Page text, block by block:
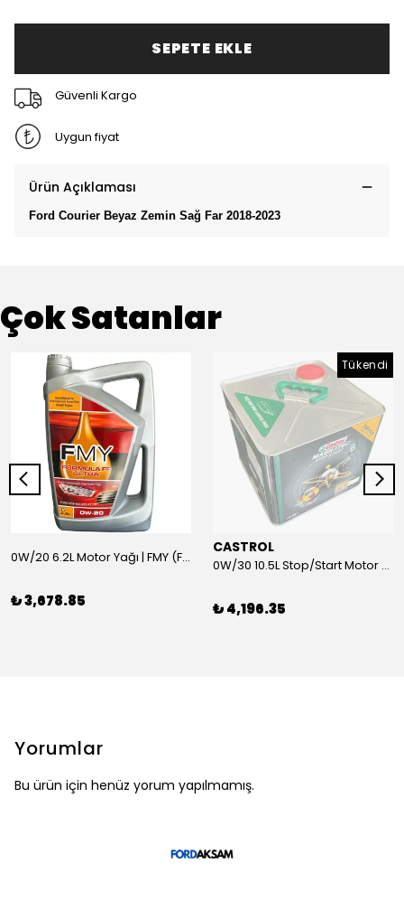
SEPETE EKLE
Güvenli Kargo
Uygun fiyat
Ürün Açıklaması
Ford Courier Beyaz Zemin Sağ Far 2018-2023
Çok Satanlar
0W/20 6.2L Motor Yağı | FMY (Ford Motor Yağları)
₺ 3,678.85
Tükendi
CASTROL
0W/30 10.5L Stop/Start Motor Yağı | CASTROL
₺ 4,196.35
Yorumlar
Bu ürün için henüz yorum yapılmamış.